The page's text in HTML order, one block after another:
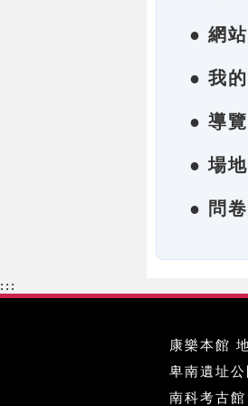
● 網
● 我
● 導
● 場
● 問
:::
康樂本館
卑南遺址
南科考古